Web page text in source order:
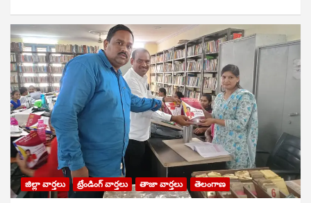
జిల్లా వార్తలు ట్రేండింగ్ వార్తలు తాజా వార్తలు తెలంగాణ